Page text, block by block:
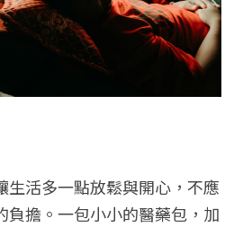
生活多一點放鬆與開心，不應
負擔。一包小小的醫藥包，加